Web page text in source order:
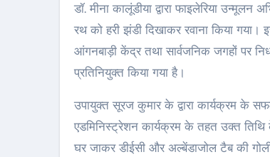
डॉ. मीना कालूंडीया द्वारा फाइलेरिया
रथ को हरी झंडी दिखाकर रवाना किया
आंगनबाड़ी केंद्र तथा सार्वजनिक जगहों पर
प्रतिनियुक्त किया गया है।
उपायुक्त सूरज कुमार के द्वारा कार्यक्रम के
एडमिनिस्ट्रेशन कार्यक्रम के तहत उक्त
घर जाकर डीईसी और अल्बेंडाजोल टैब की